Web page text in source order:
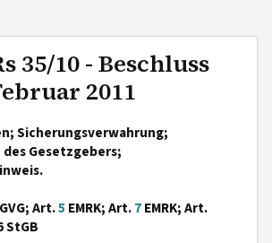
35/10 - Beschluss
2011
Sicherungsverwahrung;
Gesetzgebers;
GVG; Art.5 EMRK; Art.7EMRK; Art.
StGB